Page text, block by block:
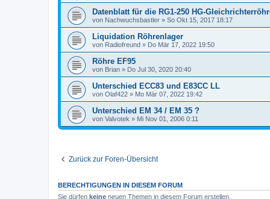
Datenblatt für die RG1-250 HG-
von Nachwuchsbastler » So Okt 15, 2017 18:17
Liquidation Röhrenlager
von Radiofreund » Do Mär 17, 2022 19:50
Röhre EF95
von Brian » Do Jul 30, 2020 20:40
Unterschied ECC83 und E83CC LL
von Olaf422 » Mo Mär 07, 2022 19:42
Unterschied EM 34 / EM 35 ?
von Valvotek » Mi Nov 01, 2006 0:11
Zurück zur Foren-Übersicht
BERECHTIGUNGEN IN DIESEM FORUM
Sie dürfen keine neuen Themen in diesem Forum erstellen.